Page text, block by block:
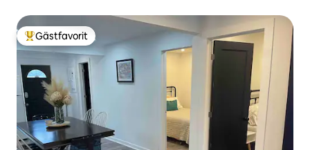
Populär gästfavorit
Gästfavorit